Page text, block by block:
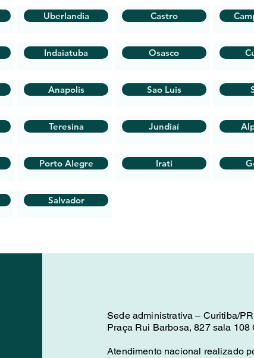
Uberlandia
Indaiatuba
Anapolis
Teresina
Porto Alegre
Salvador
Castro
Osasco
Sao Luis
Jundiaí
Irati
Sede administrativa – Curitiba/PR
Praça Rui Barbosa, 827 sala
Atendimento nacional realizado